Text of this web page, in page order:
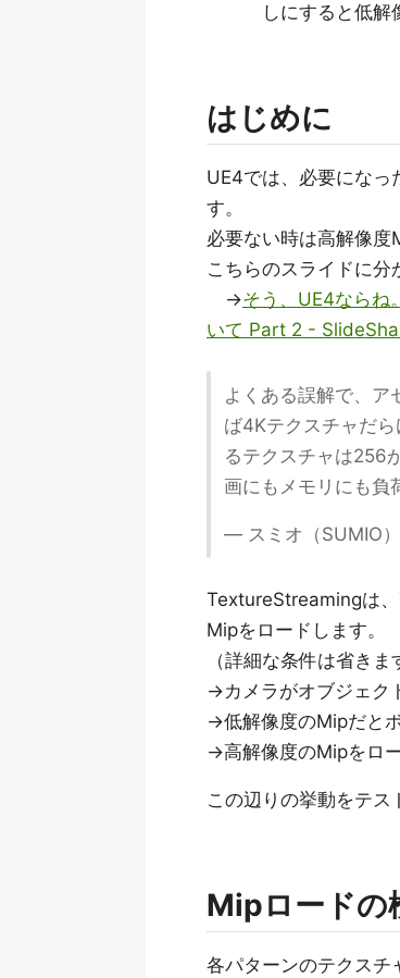
しにすると低解
はじめに
UE4では、必要にな
す。
必要ない時は高解像度
こちらのスライドに分
→そう、UE4ならね
いて Part 2 -
よくある誤解で、ア
ば4Kテクスチャだ
るテクスチャは256
画にもメモリにも負
— スミオ（SUMIO
TextureStreamingは
Mipをロードします。
（詳細な条件は省き
→カメラがオブジェク
→低解像度のMipだと
→高解像度のMipをロ
この辺りの挙動をテス
Mipロードの
各パターンのテクスチ